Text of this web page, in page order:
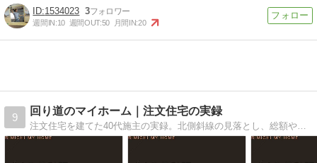
1534023 3
週間IN:10 週間OUT:50 月間IN:20
9
回り道のマイホーム｜注文住宅の実録
注文住宅を建てた40代施主の実録。北側斜線の見落とし、総額や土地探しから入居まで2年の家づくりを本音で書いています。